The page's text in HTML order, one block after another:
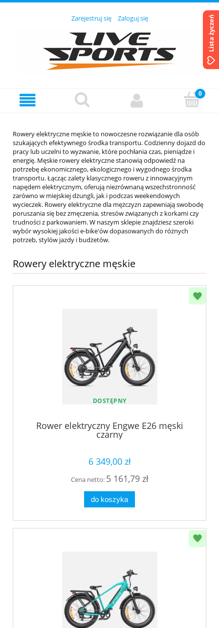
Zarejestruj się Zaloguj się
Rowery elektryczne męskie to nowoczesne rozwiązanie dla osób
szukających efektywnego środka transportu. Codzienny dojazd do
pracy lub uczelni to wyzwanie, które pochłania czas, pieniądze i
energię. Męskie rowery elektryczne stanowią odpowiedź na
potrzebę ekonomicznego, ekologicznego i wygodnego środka
transportu. Łącząc zalety klasycznego roweru z innowacyjnym
napędem elektrycznym, oferują niezrównaną wszechstronność
zarówno w miejskiej dżungli, jak i podczas weekendowych
wycieczek. Rowery elektryczne dla mężczyzn zapewniają swobodę
poruszania się bez zmęczenia, stresów związanych z korkami czy
trudności z parkowaniem. W naszym sklepie znajdziesz szeroki
wybór wysokiej jakości e-bike'ów dopasowanych do różnych
potrzeb, stylów jazdy i budżetów.
Rowery elektryczne męskie
DOSTĘPNY
Rower elektryczny Engwe E26 męski
czarny
6 349,00 zł
Cena netto: 5 161,79 zł
do koszyka
Lista życzeń